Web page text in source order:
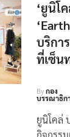
‘ยูนิโ
บริกา
Byกอง
ยูนิโคล่